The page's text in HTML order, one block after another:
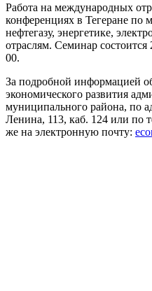
Работа на международных
конференциях в Тегеране по
нефтегазу, энергетике,
отраслям. Семинар состоится
00.
За подробной информацией
экономического развития
муниципального района, по
Ленина, 113, каб. 124 или по
же на электронную почту: